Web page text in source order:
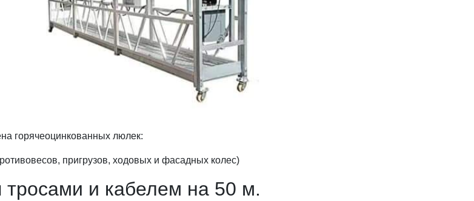
горячеоцинкованных люлек:
пригрузов, ходовых и фасадных колес)
тросами и кабелем на 50 м.